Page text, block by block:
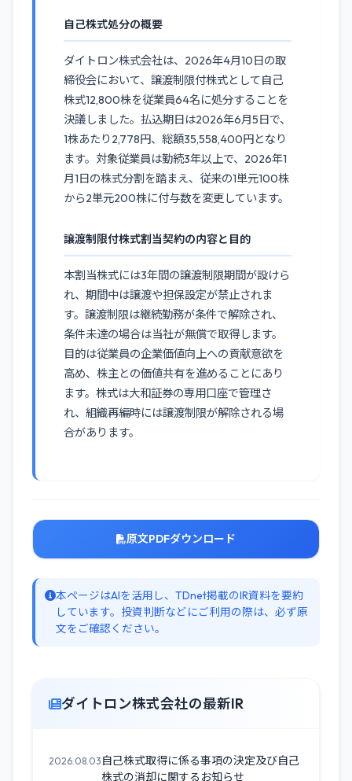
自己株式処分の概要
ダイトロン株式会社は、2026年4月10日の取
締役会において、譲渡制限付株式として自己
株式12,800株を従業員64名に処分することを
決議しました。払込期日は2026年6月5日で、
1株あたり2,778円、総額35,558,400円となり
ます。対象従業員は勤続3年以上で、2026年1
月1日の株式分割を踏まえ、従来の1単元100株
から2単元200株に付与数を変更しています。
譲渡制限付株式割当契約の内容と目的
本割当株式には3年間の譲渡制限期間が設けら
れ、期間中は譲渡や担保設定が禁止されま
す。譲渡制限は継続勤務が条件で解除され、
条件未達の場合は当社が無償で取得します。
目的は従業員の企業価値向上への貢献意欲を
高め、株主との価値共有を進めることにあり
ます。株式は大和証券の専用口座で管理さ
れ、組織再編時には譲渡制限が解除される場
合があります。
原文PDFダウンロード
本ページはAIを活用し、TDnet掲載のIR資料を要約
しています。投資判断などにご利用の際は、必ず原
文をご確認ください。
ダイトロン株式会社の最新IR
2026.08.03 自己株式取得に係る事項の決定及び自己
株式の消却に関するお知らせ